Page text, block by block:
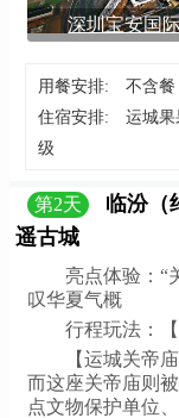
深圳宝安国
用餐安排:
不含餐
住宿安排:
运城果
级
第2天 临汾（
遥古城
亮点体验：“
叹华夏气概
行程玩法：
【运城关帝
而这座关帝庙则
点文物保护单位